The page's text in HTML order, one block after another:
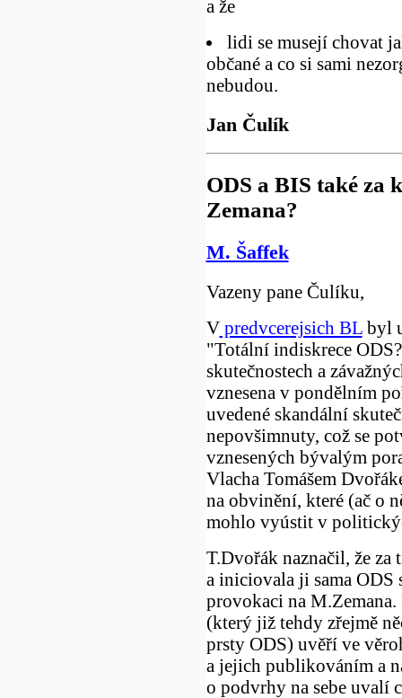
a že
lidi se musejí chovat
občané a co si sami
nebudou.
Jan Čulík
ODS a BIS také za
Zemana?
M. Šaffek
Vazeny pane Čulíku,
Vpredvcerejsich BLbyl
"Totální indiskrece
skutečnostech a
vznesena v pondělním
uvedené skandální
nepovšimnuty, což se
vznesených bývalým
Vlacha Tomášem
na obvinění, které (ač o
mohlo vyústit v
T.Dvořák naznačil, že
a iniciovala ji sama
provokaci na
(který již tehdy zřejmě
prsty ODS) uvěří ve
a jejich publikováním a
o podvrhy na sebe uvalí